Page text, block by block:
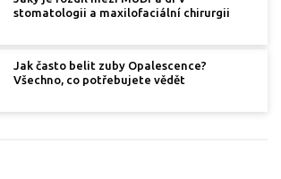
stomatologii a maxilofaciální chirurgii
Jak často belit zuby Opalescence?
Všechno, co potřebujete vědět